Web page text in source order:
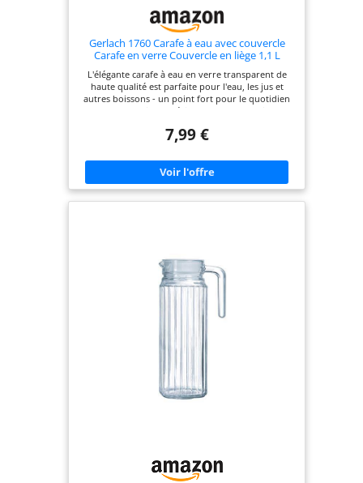
Gerlach 1760 Carafe à eau avec couvercle
Carafe en verre Couvercle en liège 1,1 L
Pichet à eau Pichet en verre Robuste Stable
Passe au lave-vaisselle Débit
L'élégante carafe à eau en verre transparent de
haute qualité est parfaite pour l'eau, les jus et
autres boissons - un point fort pour le quotidien
et les occasions spéciales. Avec son design
liège complète n'importe quelle décoration de
travers ses parois fines et claires. Grâce à sa
construction robuste, la carafe en verre tient bien
dans la main et reste bien en place, même lorsque
la table est occupée. Passe au lave-vaisselle et
de 1,1 litre est incluse dans la livraison. Chaque
ensemble est élégamment emballé dans une boîte
élégante - parfait comme cadeau.
7,99 €